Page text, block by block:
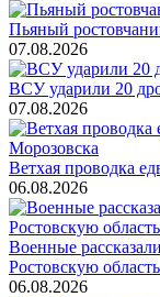
Пьяный
07.08.2026
ВСУ ударили 20
07.08.2026
Ветхая проводка
06.08.2026
Военные
Ростовскую область
06.08.2026